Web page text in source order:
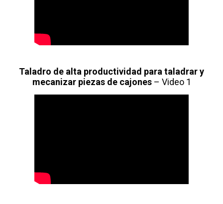
Taladro de alta productividad para taladrar y
mecanizar piezas de cajones– Video 1